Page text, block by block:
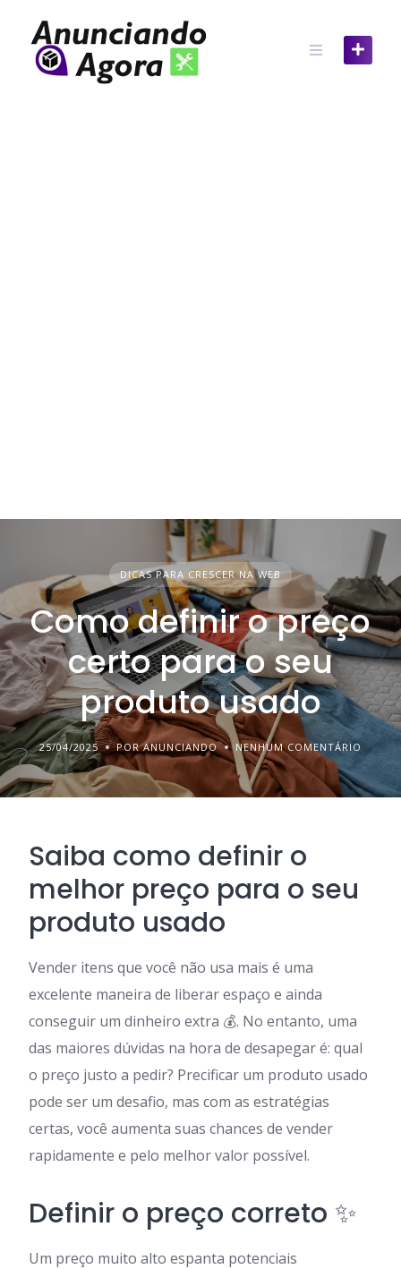
DICAS PARA CRESCER NA WEB
Como definir o preço
certo para o seu
produto usado
25/04/2025 POR ANUNCIANDO NENHUM COMENTÁRIO
Saiba como definir o
melhor preço para o seu
produto usado
Vender itens que você não usa mais é uma
excelente maneira de liberar espaço e ainda
conseguir um dinheiro extra 💰. No entanto, uma
das maiores dúvidas na hora de desapegar é: qual
o preço justo a pedir? Precificar um produto usado
pode ser um desafio, mas com as estratégias
certas, você aumenta suas chances de vender
rapidamente e pelo melhor valor possível.
Definir o preço correto ✨
Um preço muito alto espanta potenciais